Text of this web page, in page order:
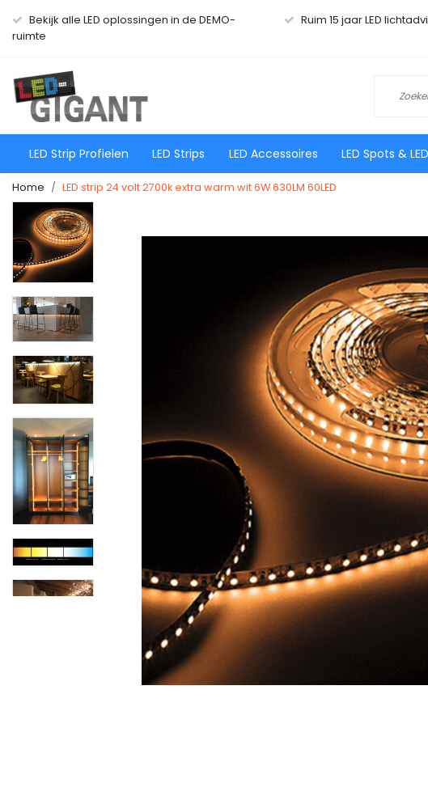
Bekijk alle LED oplossingen in de DEMO-
ruimte
Ruim 15 jaar LED
LED Strip Profielen LED Strips LED Accessoires LED Spots &
Home LED strip 24 volt 2700k extra warm wit 6W 630LM 60LED